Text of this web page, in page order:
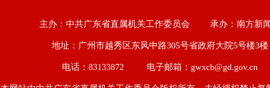
主办：中共广东省直属机关工作委员会 承办：南方新
地址：广州市越秀区东风中路305号省政府大院5号楼3楼
电话：83133872 电子邮箱：gwxcb@gd.gov.cn